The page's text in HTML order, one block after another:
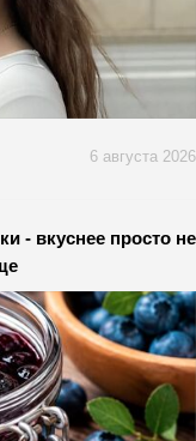
6 августа 2026
- вкуснее просто не